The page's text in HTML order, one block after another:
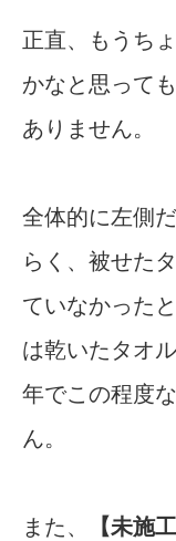
正直、もうち
かなと思って
ありません。
全体的に左側
らく、被せた
ていなかった
は乾いたタオ
年でこの程度
ん。
また、 【未施工